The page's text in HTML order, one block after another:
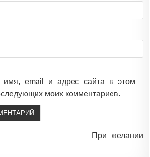
имя, email и адрес сайта в этом
моих комментариев.
При желании